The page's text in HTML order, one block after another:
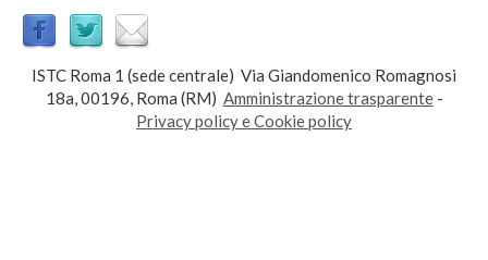
ISTC Roma 1 (sede centrale) Via Giandomenico Romagnosi
18a, 00196, Roma (RM) Amministrazione trasparente-
Privacy policy e Cookie policy